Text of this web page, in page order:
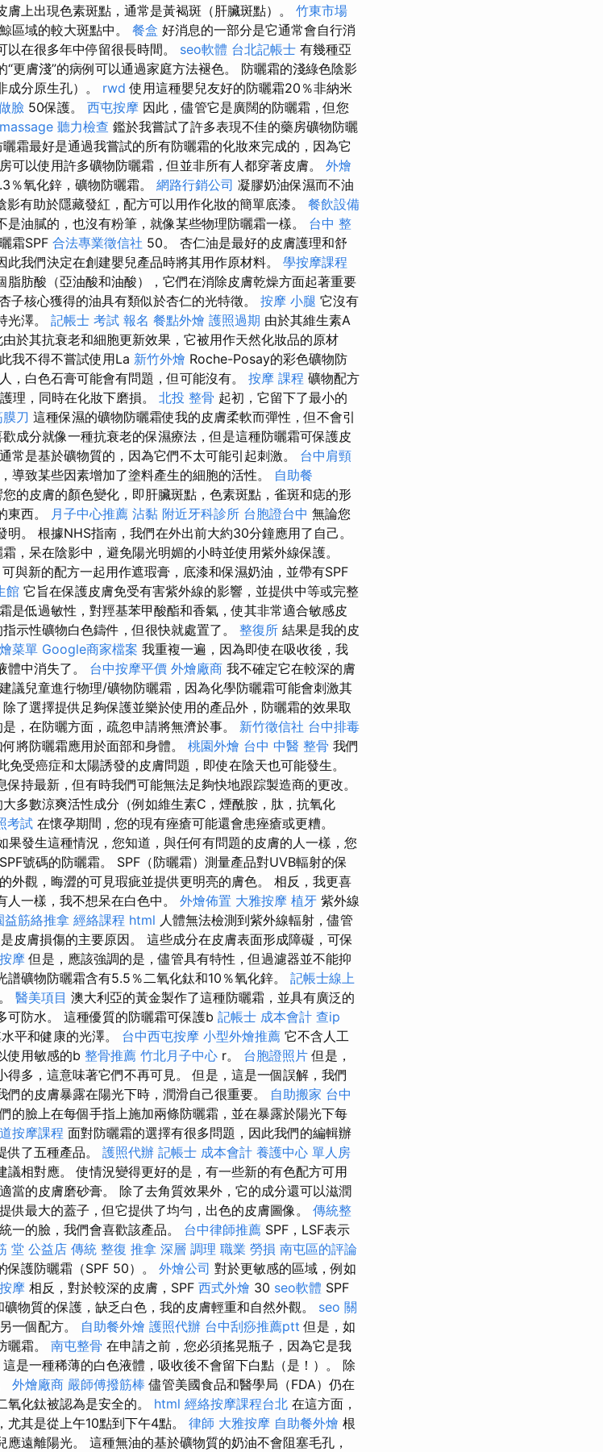
上出現色素斑點，通常是黃褐斑（肝臟斑點）。 竹東市場
區域的較大斑點中。 餐盒 好消息的一部分是它通常會自行消
在很多年中停留很長時間。 seo軟體 台北記帳士 有幾種亞
更膚淺”的病例可以通過家庭方法褪色。 防曬霜的淺綠色陰影
成分原生孔）。 rwd 使用這種嬰兒友好的防曬霜20％非納米
臉 50保護。 西屯按摩 因此，儘管它是廣闊的防曬霜，但您
massage 聽力檢查 鑑於我嘗試了許多表現不佳的藥房礦物防曬
霜最好是通過我嘗試的所有防曬霜的化妝來完成的，因為它
可以使用許多礦物防曬霜，但並非所有人都穿著皮膚。 外燴
％氧化鋅，礦物防曬霜。 網路行銷公司 凝膠奶油保濕而不油
影有助於隱藏發紅，配方可以用作化妝的簡單底漆。 餐飲設備
是油膩的，也沒有粉筆，就像某些物理防曬霜一樣。 台中 整
霜SPF 合法專業徵信社 50。 杏仁油是最好的皮膚護理和舒
我們決定在創建嬰兒產品時將其用作原材料。 學按摩課程
肪酸（亞油酸和油酸），它們在消除皮膚乾燥方面起著重要
子核心獲得的油具有類似於杏仁的光特徵。 按摩 小腿 它沒有
光澤。 記帳士 考試 報名 餐點外燴 護照過期 由於其維生素A
於其抗衰老和細胞更新效果，它被用作天然化妝品的原材
我不得不嘗試使用La 新竹外燴 Roche-Posay的彩色礦物防
，白色石膏可能會有問題，但可能沒有。 按摩 課程 礦物配方
理，同時在化妝下磨損。 北投 整骨 起初，它留下了最小的
刀 這種保濕的礦物防曬霜使我的皮膚柔軟而彈性，但不會引
歡成分就像一種抗衰老的保濕療法，但是這種防曬霜可保護皮
常是基於礦物質的，因為它們不太可能引起刺激。 台中肩頸
導致某些因素增加了塗料產生的細胞的活性。 自助餐
的皮膚的顏色變化，即肝臟斑點，色素斑點，雀斑和痣的形
東西。
月子中心推薦 沾黏 附近牙科診所 台胞證台中 無論您
。 根據NHS指南，我們在外出前大約30分鐘應用了自己。
，呆在陰影中，避免陽光明媚的小時並使用紫外線保護。
與新的配方一起用作遮瑕膏，底漆和保濕奶油，並帶有SPF
館 它旨在保護皮膚免受有害紫外線的影響，並提供中等或完整
是低過敏性，對羥基苯甲酸酯和香氣，使其非常適合敏感皮
示性礦物白色鑄件，但很快就處置了。 整復所 結果是我的皮
菜單 Google商家檔案 我重複一遍，因為即使在吸收後，我
體中消失了。 台中按摩平價 外燴廠商 我不確定它在較深的膚
議兒童進行物理/礦物防曬霜，因為化學防曬霜可能會刺激其
除了選擇提供足夠保護並樂於使用的產品外，防曬霜的效果取
，在防曬方面，疏忽申請將無濟於事。 新竹徵信社 台中排毒
將防曬霜應用於面部和身體。 桃園外燴 台中 中醫 整骨 我們
受癌症和太陽誘發的皮膚問題，即使在陰天也可能發生。
持最新，但有時我們可能無法足夠快地跟踪製造商的更改。
多數涼爽活性成分（例如維生素C，煙酰胺，肽，抗氧化
考試 在懷孕期間，您的現有痤瘡可能還會患痤瘡或更糟。
果發生這種情況，您知道，與任何有問題的皮膚的人一樣，您
號碼的防曬霜。 SPF（防曬霜）測量產品對UVB輻射的保
外觀，晦澀的可見瑕疵並提供更明亮的膚色。 相反，我更喜
一樣，我不想呆在白色中。 外燴佈置 大雅按摩 植牙 紫外線
益筋絡推拿 經絡課程 html 人體無法檢測到紫外線輻射，儘管
皮膚損傷的主要原因。 這些成分在皮膚表面形成障礙，可保
摩 但是，應該強調的是，儘管具有特性，但過濾器並不能抑
譜礦物防曬霜含有5.5％二氧化鈦和10％氧化鋅。 記帳士線上
醫美項目 澳大利亞的黃金製作了這種防曬霜，並具有廣泛的
可防水。 這種優質的防曬霜可保護b 記帳士 成本會計 查ip
平和健康的光澤。 台中西屯按摩 小型外燴推薦 它不含人工
使用敏感的b 整骨推薦 竹北月子中心 r。 台胞證照片 但是，
多，這意味著它們不再可見。 但是，這是一個誤解，我們
的皮膚暴露在陽光下時，潤滑自己很重要。
自助搬家 台中
的臉上在每個手指上施加兩條防曬霜，並在暴露於陽光下每
按摩課程 面對防曬霜的選擇有很多問題，因此我們的編輯辦
供了五種產品。 護照代辦 記帳士 成本會計 養護中心 單人房
相對應。 使情況變得更好的是，有一些新的有色配方可用
當的皮膚磨砂膏。 除了去角質效果外，它的成分還可以滋潤
供最大的蓋子，但它提供了均勻，出色的皮膚圖像。 傳統整
一的臉，我們會喜歡該產品。 台中律師推薦 SPF，LSF表示
堂 公益店 傳統 整復 推拿 深層 調理 職業 勞損 南屯區的評論
保護防曬霜（SPF 50）。 外燴公司 對於更敏感的區域，例如
摩 相反，對於較深的皮膚，SPF 西式外燴 30 seo軟體 SPF
物質的保護，缺乏白色，我的皮膚輕重和自然外觀。 seo 關
一個配方。 自助餐外燴 護照代辦 台中刮痧推薦ptt 但是，如
曬霜。 南屯整骨 在申請之前，您必須搖晃瓶子，因為它是我
這是一種稀薄的白色液體，吸收後不會留下白點（是！）。 除
外燴廠商 嚴師傅撥筋棒 儘管美國食品和醫學局（FDA）仍在
化鈦被認為是安全的。 html 經絡按摩課程台北 在這方面，
其是從上午10點到下午4點。 律師 大雅按摩 自助餐外燴 根
遠離陽光。 這種無油的基於礦物質的奶油不會阻塞毛孔，